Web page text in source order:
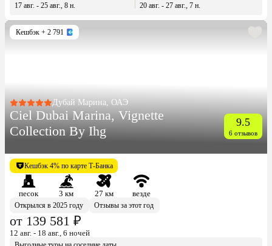
17 авг. - 25 авг., 8 н. 20 авг. - 27 авг., 7 н.
Кешбэк + 2 791
Дубай Марина, ОАЭ
Ciel Dubai Marina, Vignette
Collection By Ihg
9.5
6 отзывов
Кешбэк 4% по карте Т-Банка
песок 3 км 27 км
везде
Открылся в 2025 году
Отзывы за этот год
от 139 581 ₽
12 авг. - 18 авг., 6 ночей